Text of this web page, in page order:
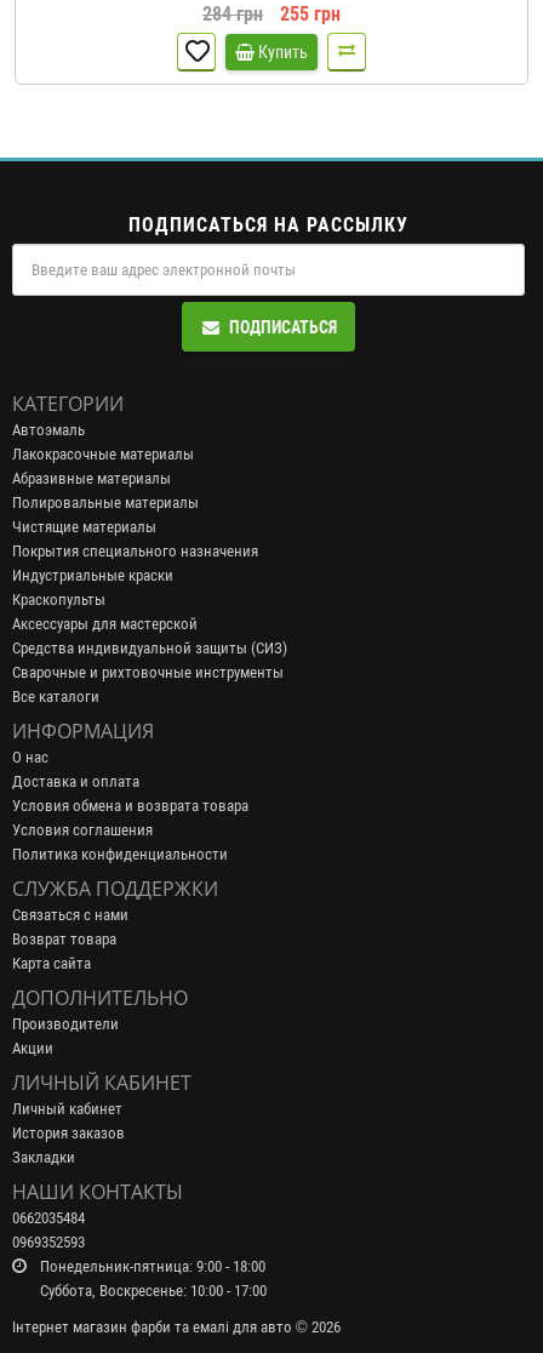
284 грн 255 грн
Купить
ПОДПИСАТЬСЯ НА РАССЫЛКУ
ПОДПИСАТЬСЯ
КАТЕГОРИИ
Автоэмаль
Лакокрасочные материалы
Абразивные материалы
Полировальные материалы
Чистящие материалы
Покрытия специального назначения
Индустриальные краски
Краскопульты
Аксессуары для мастерской
Средства индивидуальной защиты (СИЗ)
Сварочные и рихтовочные инструменты
Все каталоги
ИНФОРМАЦИЯ
О нас
Доставка и оплата
Условия обмена и возврата товара
Условия соглашения
Политика конфиденциальности
СЛУЖБА ПОДДЕРЖКИ
Связаться с нами
Возврат товара
Карта сайта
ДОПОЛНИТЕЛЬНО
Производители
Акции
ЛИЧНЫЙ КАБИНЕТ
Личный кабинет
История заказов
Закладки
НАШИ КОНТАКТЫ
0662035484
0969352593
Понедельник-пятница: 9:00 - 18:00
Суббота, Воскресенье: 10:00 - 17:00
Інтернет магазин фарби та емалі для авто © 2026